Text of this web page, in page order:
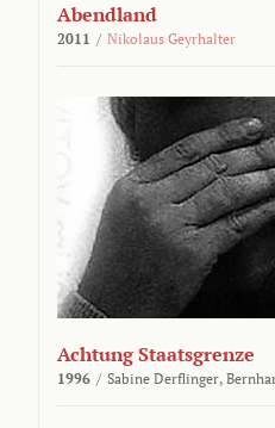
Abendland
2011 / Nikolaus Geyrhalter
Achtung Staatsgrenze
1996 / Sabine Derflinger,